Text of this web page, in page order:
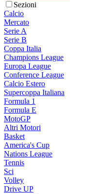
Sezioni
Calcio
Mercato
Serie A
Serie B
Coppa Italia
Champions League
Europa League
Conference League
Calcio Estero
Supercoppa Italiana
Formula 1
Formula E
MotoGP
Altri Motori
Basket
America's Cup
Nations League
Tennis
Sci
Volley
Drive UP